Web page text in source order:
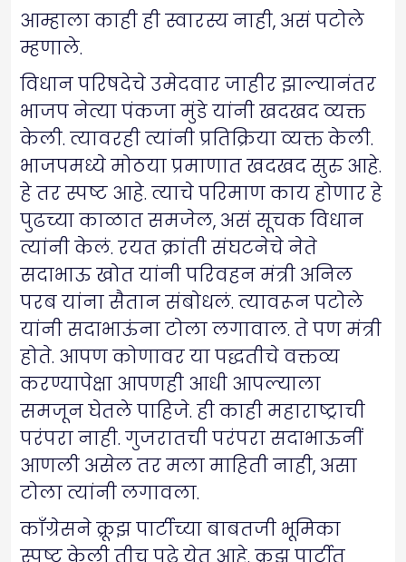
आम्हाला काही ही स्वारस्य नाही, असं पटोले
म्हणाले.
विधान परिषदेचे उमेदवार जाहीर झाल्यानंतर
भाजप नेत्या पंकजा मुंडे यांनी खदखद व्यक्त
केली. त्यावरही त्यांनी प्रतिक्रिया व्यक्त केली.
भाजपमध्ये मोठया प्रमाणात खदखद सुरु आहे.
हे तर स्पष्ट आहे. त्याचे परिमाण काय होणार हे
पुढच्या काळात समजेल, असं सूचक विधान
त्यांनी केलं. रयत क्रांती संघटनेचे नेते
सदाभाऊ खोत यांनी परिवहन मंत्री अनिल
परब यांना सैतान संबोधलं. त्यावरून पटोले
यांनी सदाभाऊंना टोला लगावाल. ते पण मंत्री
होते. आपण कोणावर या पद्धतीचे वक्तव्य
करण्यापेक्षा आपणही आधी आपल्याला
समजून घेतले पाहिजे. ही काही महाराष्ट्राची
परंपरा नाही. गुजरातची परंपरा सदाभाऊनीं
आणली असेल तर मला माहिती नाही, असा
टोला त्यांनी लगावला.
काँग्रेसने क्रूझ पार्टीच्या बाबतजी भूमिका
स्पष्ट केली तीच पूढे येत आहे. क्रूझ पार्टीत